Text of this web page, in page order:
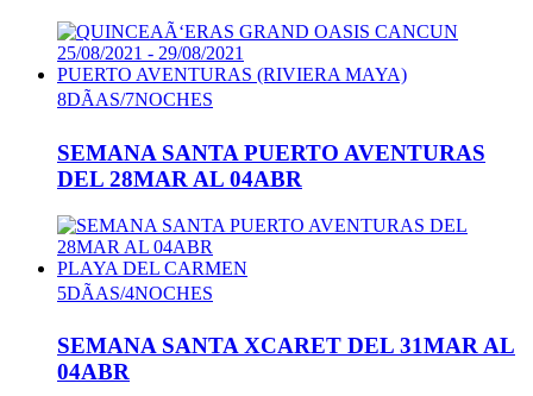
PUERTO AVENTURAS (RIVIERA MAYA)
8DÃAS/7NOCHES
SEMANA SANTA PUERTO AVENTURAS
DEL 28MAR AL 04ABR
PLAYA DEL CARMEN
5DÃAS/4NOCHES
SEMANA SANTA XCARET DEL 31MAR AL
04ABR